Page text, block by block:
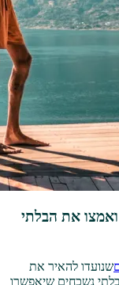
ואמצו את הבלתי
שנועדו להאיר את
נשכחים שיאפשרו